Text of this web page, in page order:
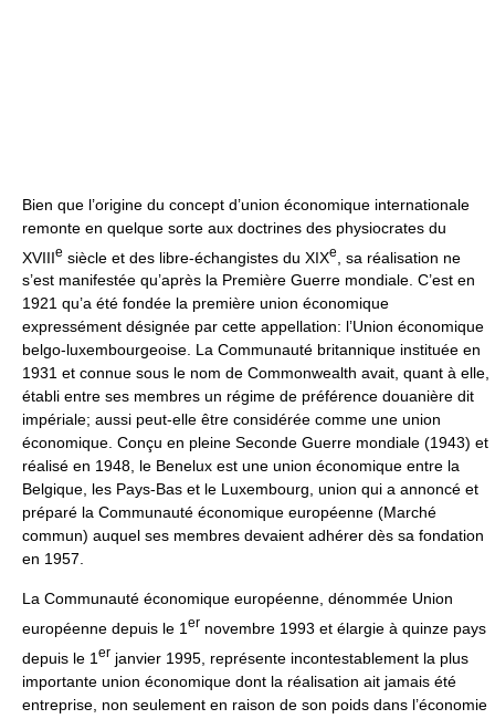
Bien que l’origine du concept d’union économique internationale
remonte en quelque sorte aux doctrines des physiocrates du
XVIIIe siècle et des libre-échangistes du XIXe
, sa réalisation ne
s’est manifestée qu’après la Première Guerre mondiale. C’est en
1921 qu’a été fondée la première union économique
expressément désignée par cette appellation: l’Union économique
belgo-luxembourgeoise. La Communauté britannique instituée en
1931 et connue sous le nom de Commonwealth avait, quant à elle,
établi entre ses membres un régime de préférence douanière dit
impériale; aussi peut-elle être considérée comme une union
économique. Conçu en pleine Seconde Guerre mondiale (1943) et
réalisé en 1948, le Benelux est une union économique entre la
Belgique, les Pays-Bas et le Luxembourg, union qui a annoncé et
préparé la Communauté économique européenne (Marché
commun) auquel ses membres devaient adhérer dès sa fondation
en 1957.
La Communauté économique européenne, dénommée Union
européenne depuis le 1 er novembre 1993 et élargie à quinze pays
depuis le 1 er janvier 1995, représente incontestablement la plus
importante union économique dont la réalisation ait jamais été
entreprise, non seulement en raison de son poids dans l’économie